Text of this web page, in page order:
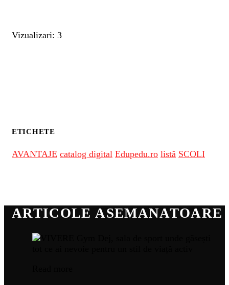
Vizualizari: 3
ETICHETE
AVANTAJE catalog digital Edupedu.ro listă SCOLI
ARTICOLE ASEMANATOARE